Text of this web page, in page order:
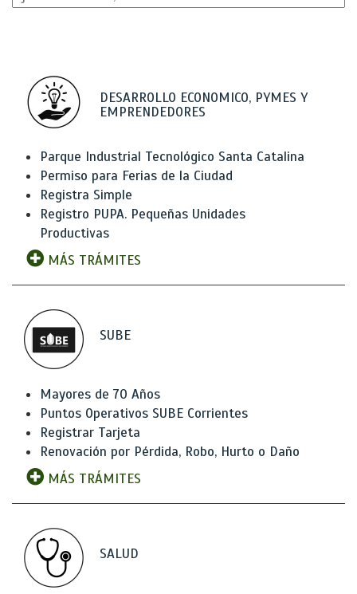
DESARROLLO ECONOMICO, PYMES Y
EMPRENDEDORES
Parque Industrial Tecnológico Santa Catalina
Permiso para Ferias de la Ciudad
Registra Simple
Registro PUPA. Pequeñas Unidades
Productivas
MÁS TRÁMITES
SUBE
Mayores de 70 Años
Puntos Operativos SUBE Corrientes
Registrar Tarjeta
Renovación por Pérdida, Robo, Hurto o Daño
MÁS TRÁMITES
SALUD